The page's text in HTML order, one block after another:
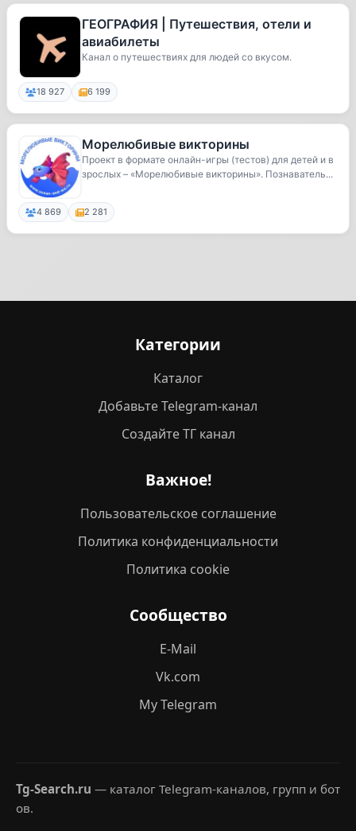
ГЕОГРАФИЯ | Путешествия, отели и
авиабилеты
Канал о путешествиях для людей со вкусом.
18 927 6 199
Морелюбивые викторины
Проект в формате онлайн-игры (тестов) для детей и в
зрослых – «Морелюбивые викторины». Познаватель...
4 869 2 281
Категории
Каталог
Добавьте Telegram-канал
Создайте ТГ канал
Важное!
Пользовательское соглашение
Политика конфиденциальности
Политика cookie
Сообщество
E-Mail
Vk.com
My Telegram
Tg-Search.ru — каталог Telegram-каналов, групп и бот
ов.